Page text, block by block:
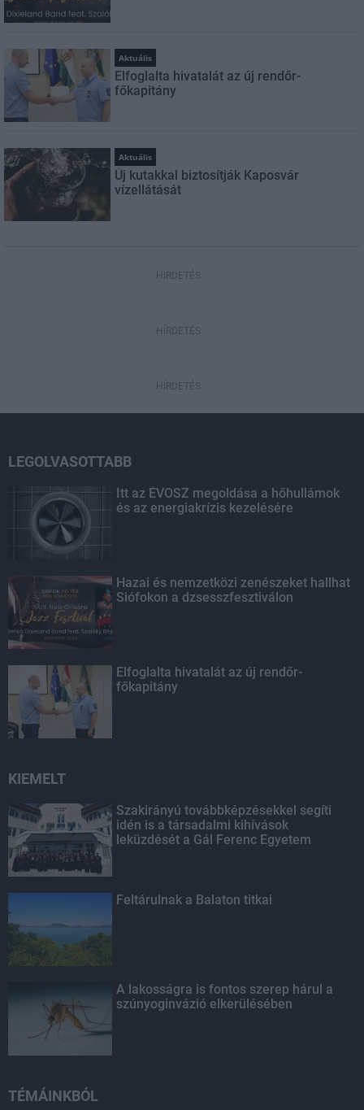
Aktuális
Elfoglalta hivatalát az új rendőr-
főkapitány
Aktuális
Új kutakkal biztosítják Kaposvár
vízellátását
HIRDETÉS
HÍRDETÉS
HÍRDETÉS
LEGOLVASOTTABB
Itt az ÉVOSZ megoldása a hőhullámok
és az energiakrízis kezelésére
Hazai és nemzetközi zenészeket hallhat
Siófokon a dzsesszfesztiválon
Elfoglalta hivatalát az új rendőr-
főkapitány
KIEMELT
Szakirányú továbbképzésekkel segíti
idén is a társadalmi kihívások
leküzdését a Gál Ferenc Egyetem
Feltárulnak a Balaton titkai
A lakosságra is fontos szerep hárul a
szúnyoginvázió elkerülésében
TÉMÁINKBÓL